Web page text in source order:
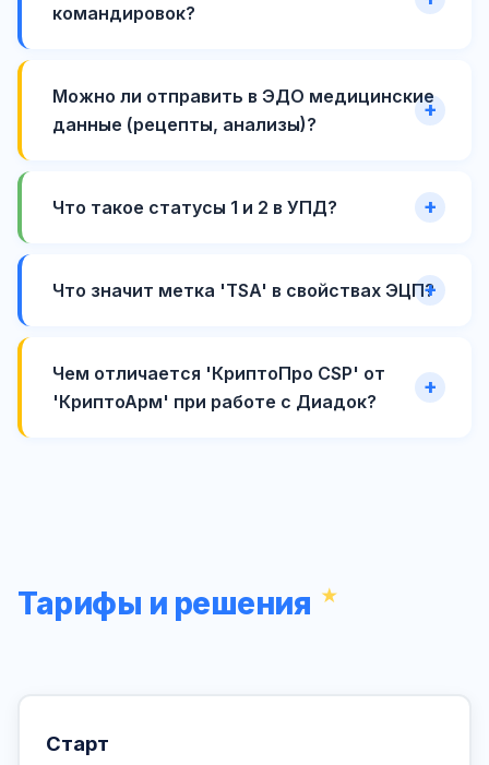
командировок?
Можно ли отправить в ЭДО медицинские
данные (рецепты, анализы)?
Что такое статусы 1 и 2 в УПД?
Что значит метка 'TSA' в свойствах ЭЦП?
Чем отличается 'КриптоПро CSP' от
'КриптоАрм' при работе с Диадок?
Тарифы и решения
Старт